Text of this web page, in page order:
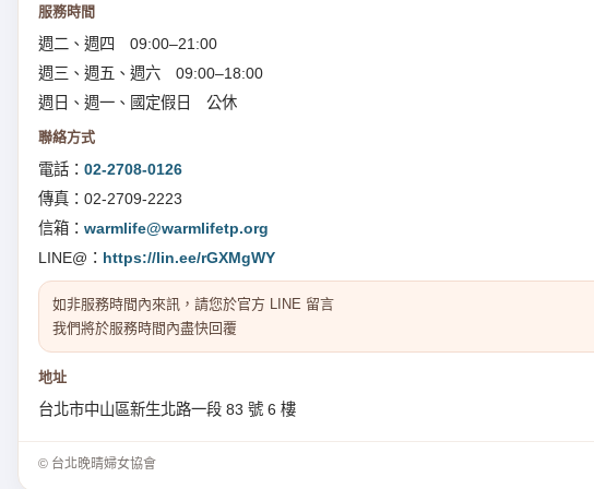
服務時間
週二、週四 09:00–21:00
週三、週五、週六 09:00–18:00
週日、週一、國定假日 公休
聯絡方式
電話： 02-2708-0126
傳真：02-2709-2223
信箱： warmlife@warmlifetp.org
LINE@： https://lin.ee/rGXMgWY
如非服務時間內來訊，請您於官方 LINE 留言
我們將於服務時間內盡快回覆
地址
台北市中山區新生北路一段 83 號 6 樓
© 台北晚晴婦女協會